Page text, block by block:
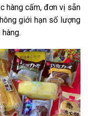
hàng cấm, đơn vị sẵn
giới hạn số lượng